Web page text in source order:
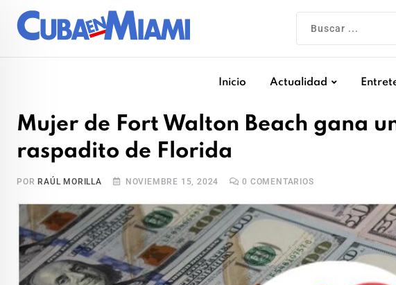
Inicio Actualidad
Mujer de Fort Walton Beach gana
raspadito de Florida
POR RAÚL MORILLA NOVIEMBRE 15, 2024 0 COMENTARIOS